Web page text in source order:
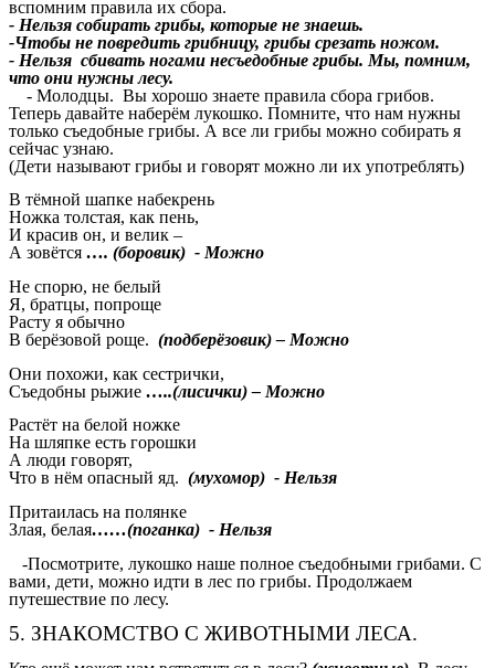
вспомним правила их сбора.
- Нельзя собирать грибы, которые не знаешь.
-Чтобы не повредить грибницу, грибы срезать ножом.
- Нельзя сбивать ногами несъедобные грибы. Мы, помним,
что они нужны лесу.
- Молодцы. Вы хорошо знаете правила сбора грибов.
Теперь давайте наберём лукошко. Помните, что нам нужны
только съедобные грибы. А все ли грибы можно собирать я
сейчас узнаю.
(Дети называют грибы и говорят можно ли их употреблять)
В тёмной шапке набекрень
Ножка толстая, как пень,
И красив он, и велик –
А зовётся …. (боровик) - Можно
Не спорю, не белый
Я, братцы, попроще
Расту я обычно
В берёзовой роще. (подберёзовик) – Можно
Они похожи, как сестрички,
Съедобны рыжие …..(лисички) – Можно
Растёт на белой ножке
На шляпке есть горошки
А люди говорят,
Что в нём опасный яд. (мухомор) - Нельзя
Притаилась на полянке
Злая, белая……(поганка) - Нельзя
-Посмотрите, лукошко наше полное съедобными грибами. С
вами, дети, можно идти в лес по грибы. Продолжаем
путешествие по лесу.
5. ЗНАКОМСТВО С ЖИВОТНЫМИ ЛЕСА.